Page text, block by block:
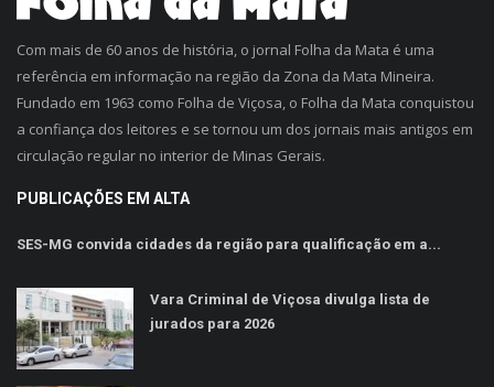
Com mais de 60 anos de história, o jornal Folha da Mata é uma
referência em informação na região da Zona da Mata Mineira.
Fundado em 1963 como Folha de Viçosa, o Folha da Mata conquistou
a confiança dos leitores e se tornou um dos jornais mais antigos em
circulação regular no interior de Minas Gerais.
PUBLICAÇÕES EM ALTA
SES-MG convida cidades da região para qualificação em a...
Vara Criminal de Viçosa divulga lista de
jurados para 2026